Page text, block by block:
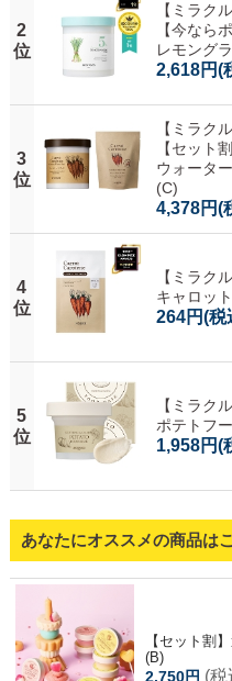
2
位
【ミラク
【今なら
レモング
2,618円(
3
位
【ミラク
【セット
ウォータ
(C)
4,378円(
4
位
【ミラク
キャロッ
264円(税
5
位
【ミラク
ポテトフ
1,958円(
あなたにオススメの商品は
【セット割
(B)
2,750円 (税